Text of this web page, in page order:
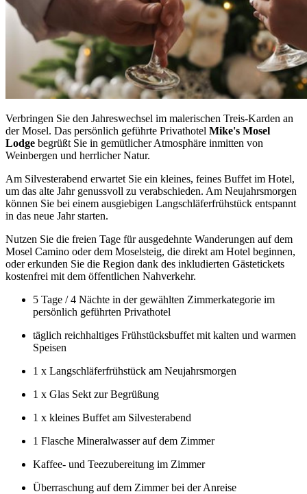
Verbringen Sie den Jahreswechsel im malerischen Treis-Karden an
der Mosel. Das persönlich geführte Privathotel Mike's Mosel
Lodge begrüßt Sie in gemütlicher Atmosphäre inmitten von
Weinbergen und herrlicher Natur.
Am Silvesterabend erwartet Sie ein kleines, feines Buffet im Hotel,
um das alte Jahr genussvoll zu verabschieden. Am Neujahrsmorgen
können Sie bei einem ausgiebigen Langschläferfrühstück entspannt
in das neue Jahr starten.
Nutzen Sie die freien Tage für ausgedehnte Wanderungen auf dem
Mosel Camino oder dem Moselsteig, die direkt am Hotel beginnen,
oder erkunden Sie die Region dank des inkludierten Gästetickets
kostenfrei mit dem öffentlichen Nahverkehr.
5 Tage / 4 Nächte in der gewählten Zimmerkategorie im
persönlich geführten Privathotel
täglich reichhaltiges Frühstücksbuffet mit kalten und warmen
Speisen
1 x Langschläferfrühstück am Neujahrsmorgen
1 x Glas Sekt zur Begrüßung
1 x kleines Buffet am Silvesterabend
1 Flasche Mineralwasser auf dem Zimmer
Kaffee- und Teezubereitung im Zimmer
Überraschung auf dem Zimmer bei der Anreise